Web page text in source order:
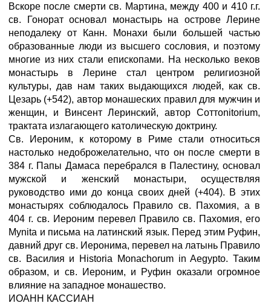
Вскоре после смерти св. Мартина, между 400 и 410 г.г.
св. Гонорат основал монастырь на острове Лерине
неподалеку от Канн. Монахи были большей частью
образованные люди из высшего сословия, и поэтому
многие из них стали епископами. На несколько веков
монастырь в Лерине стал центром религиозной
культуры, дав нам таких выдающихся людей, как св.
Цезарь (+542), автор монашеских правил для мужчин и
женщин, и Винсент Леринский, автор Соттоnitorium,
трактата излагающего католическую доктрину.
Св. Иероним, к которому в Риме стали относиться
настолько недоброжелательно, что он после смерти в
384 г. Папы Дамаса перебрался в Палестину, основал
мужской и женский монастыри, осуществляя
руководство ими до конца своих дней (+404). В этих
монастырях соблюдалось Правило св. Пахомия, а в
404 г. св. Иероним перевел Правило св. Пахомия, его
Mynita и письма на латинский язык. Перед этим Руфин,
давний друг св. Иеронима, перевел на латынь Правило
св. Василия и Historia Monachorum in Aegypto. Таким
образом, и св. Иероним, и Руфин оказали огромное
влияние на западное монашество.
ИОАНН КАССИАН